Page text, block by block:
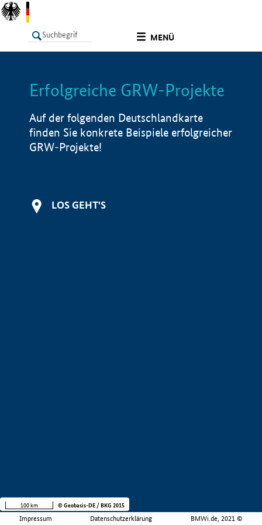
MENÜ
LISTE Info
Erfolgreiche GRW-Projekte
Auf der folgenden Deutschlandkarte
finden Sie konkrete Beispiele erfolgreicher
GRW-Projekte!
LOS GEHT'S
Impressum Datenschutzerklärung BMWi.de, 2021 ©
100 km © Geobasis-DE / BKG 2015